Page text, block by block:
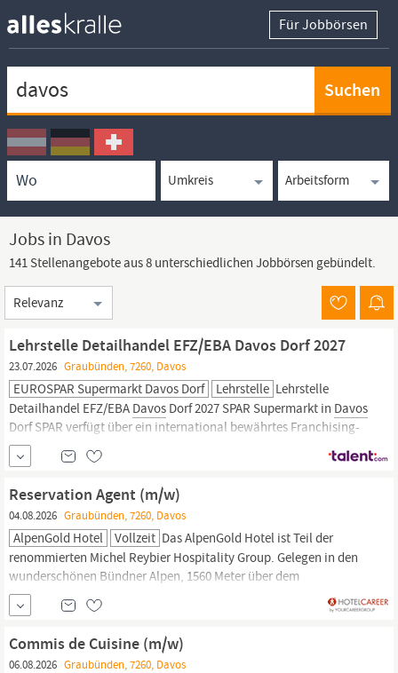
Für Jobbörsen
Ortssuche
Umkreissuche
Arbeitsform
Jobs in Davos
141 Stellenangebote aus 8 unterschiedlichen Jobbörsen gebündelt.
Sortierung
Lehrstelle Detailhandel EFZ/EBA Davos Dorf 2027
23.07.2026 Graubünden, 7260, Davos
EUROSPAR Supermarkt Davos Dorf Lehrstelle Lehrstelle
Detailhandel EFZ/EBA Davos Dorf 2027 SPAR Supermarkt in Davos
Dorf SPAR verfügt über ein international bewährtes Franchising-
Konzept und betreibt damit eines der modernsten
Detailhandelskonzepte in der Schweiz. Über 90 SPAR Partner
führen erfolgreich einen oder mehrere SPAR Supermärkte oder
SPAR express Convenience-Märkte...
Reservation Agent (m/w)
04.08.2026 Graubünden, 7260, Davos
AlpenGold Hotel Vollzeit Das AlpenGold Hotel ist Teil der
renommierten Michel Reybier Hospitality Group. Gelegen in den
wunderschönen Bündner Alpen, 1560 Meter über dem
Meeresspiegel, in
der höchstgelegenen Stadt Europas,
bietet das AlpenGold Hotel alles, was Ferien-, aber auch
Businessgäste sich wünschen. Alle 216 Zimmer und Suiten haben
einen eigenen Balkon mit einer...
Commis de Cuisine (m/w)
06.08.2026 Graubünden, 7260, Davos